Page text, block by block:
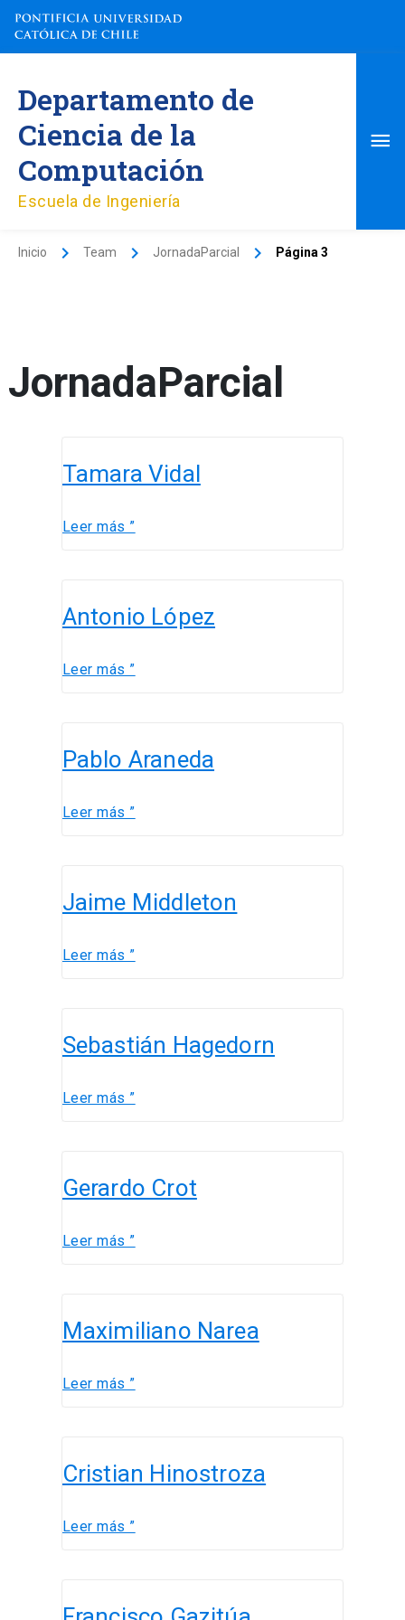
contenido
Departamento de
Ciencia de la
Computación
Escuela de Ingeniería
Inicio Team JornadaParcial Página 3
JornadaParcial
Tamara Vidal
Vidal
Leer más ”
Antonio López
López
Leer más ”
Pablo Araneda
Araneda
Leer más ”
Jaime Middleton
Middleton
Leer más ”
Sebastián Hagedorn
Hagedorn
Leer más ”
Gerardo Crot
Crot
Leer más ”
Maximiliano Narea
Narea
Leer más ”
Cristian Hinostroza
Hinostroza
Leer más ”
Gazitúa